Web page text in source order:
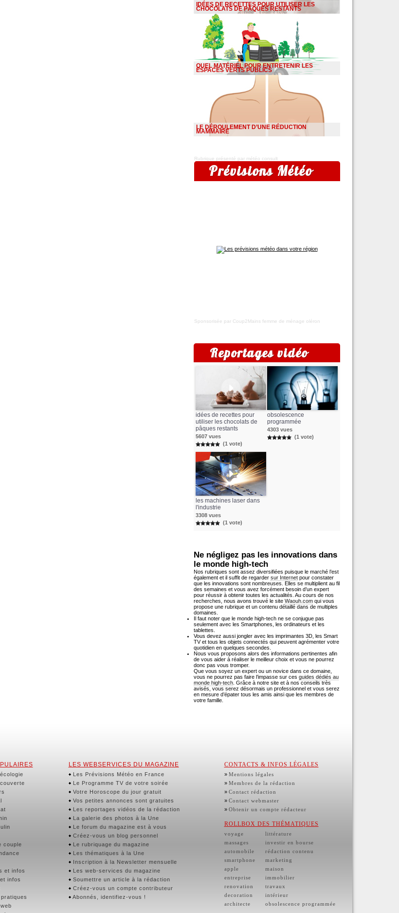
IDÉES DE RECETTES POUR UTILISER LES
CHOCOLATS DE PÂQUES RESTANTS
QUEL MATÉRIEL POUR ENTRETENIR LES
ESPACES VERTS PUBLICS
LE DÉROULEMENT D’UNE RÉDUCTION
MAMMAIRE
Rubrique présenté par météo consult
Prévisions Météo
Sponsorisée par Coup2Mains femme de ménage oléron
Reportages vidéo
idées de recettes pour
utiliser les chocolats de
pâques restants
5607 vues
(1 vote)
obsolescence
programmée
4303 vues
(1 vote)
les machines laser dans
l'industrie
3308 vues
(1 vote)
Ne négligez pas les innovations dans
le monde high-tech
Nos rubriques sont assez diversifiées puisque le marché l’est
également et il suffit de regarder sur Internet pour constater
que les innovations sont nombreuses. Elles se multiplient au fil
des semaines et vous avez forcément besoin d’un expert
pour réussir à obtenir toutes les actualités. Au cours de nos
recherches, nous avons trouvé le site Waouh.com qui vous
propose une rubrique et un contenu détaillé dans de multiples
domaines.
Il faut noter que le monde high-tech ne se conjugue pas
seulement avec les Smartphones, les ordinateurs et les
tablettes.
Vous devez aussi jongler avec les imprimantes 3D, les Smart
TV et tous les objets connectés qui peuvent agrémenter votre
quotidien en quelques secondes.
Nous vous proposons alors des informations pertinentes afin
de vous aider à réaliser le meilleur choix et vous ne pourrez
donc pas vous tromper.
Que vous soyez un expert ou un novice dans ce domaine,
vous ne pourrez pas faire l’impasse sur ces guides dédiés au
monde high-tech . Grâce à notre site et à nos conseils très
avisés, vous serez désormais un professionnel et vous serez
en mesure d’épater tous les amis ainsi que les membres de
votre famille.
couple
et infos
infos
LES WEBSERVICES DU MAGAZINE
Les Prévisions Météo en France
Le Programme TV de votre soirée
Votre Horoscope du jour gratuit
Vos petites annonces sont gratuites
Les reportages vidéos de la rédaction
La galerie des photos à la Une
Le forum du magazine est à vous
Créez-vous un blog personnel
Le rubriquage du magazine
Les thématiques à la Une
Inscription à la Newsletter mensuelle
Les web-services du magazine
Soumettre un article à la rédaction
Créez-vous un compte contributeur
Abonnés, identifiez-vous !
CONTACTS & INFOS LÉGALES
» Mentions légales
» Membres de la rédaction
» Contact rédaction
» Contact webmaster
» Obtenir un compte rédacteur
ROLLBOX DES THÉMATIQUES
voyage
massages
automobile
smartphone
apple
entreprise
renovation
decoration
architecte
littérature
investir en bourse
rédaction contenu
marketing
maison
immobilier
travaux
intérieur
obsolescence programmée